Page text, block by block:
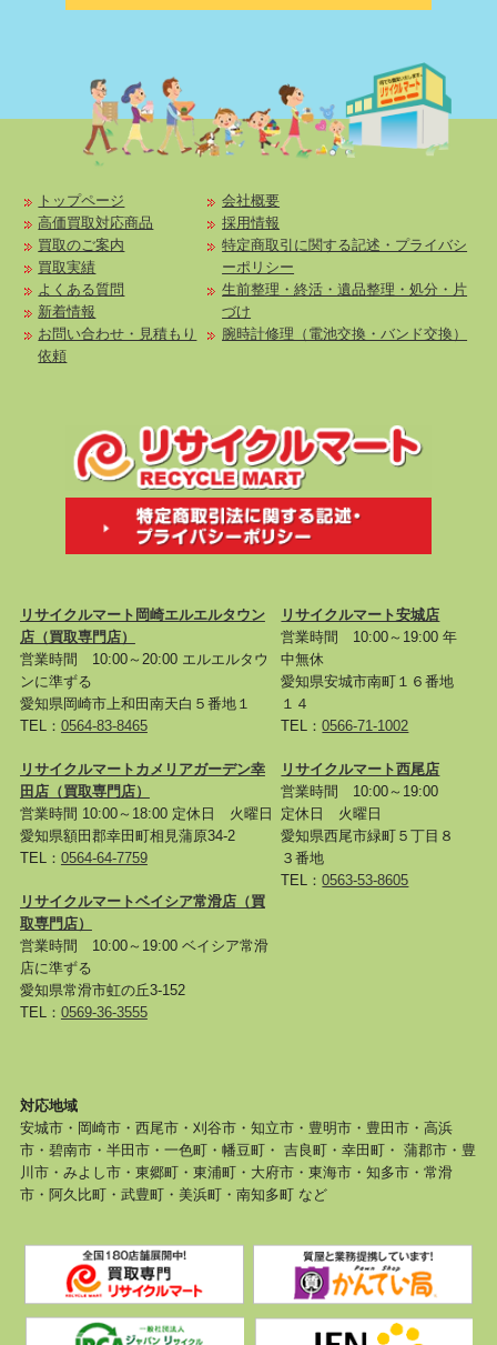
トップページ
高価買取対応商品
買取のご案内
買取実績
よくある質問
新着情報
お問い合わせ・見積もり
依頼
会社概要
採用情報
特定商取引に関する記述・プライバシ
ーポリシー
生前整理・終活・遺品整理・処分・片
づけ
腕時計修理（電池交換・バンド交換）
リサイクルマート岡崎エルエルタウン
店（買取専門店）
営業時間 10:00～20:00 エルエルタウ
ンに準ずる
愛知県岡崎市上和田南天白５番地１
TEL： 0564-83-8465
リサイクルマートカメリアガーデン幸
田店（買取専門店）
営業時間 10:00～18:00 定休日 火曜日
愛知県額田郡幸田町相見蒲原34-2
TEL： 0564-64-7759
リサイクルマートベイシア常滑店（買
取専門店）
営業時間 10:00～19:00 ベイシア常滑
店に準ずる
愛知県常滑市虹の丘3-152
TEL： 0569-36-3555
リサイクルマート安城店
営業時間 10:00～19:00 年
中無休
愛知県安城市南町１６番地
１４
TEL：0566-71-1002
リサイクルマート西尾店
営業時間 10:00～19:00
定休日 火曜日
愛知県西尾市緑町５丁目８
３番地
TEL：0563-53-8605
対応地域
安城市・岡崎市・西尾市・刈谷市・知立市・豊明市・豊田市・高浜
市・碧南市・半田市・一色町・幡豆町・ 吉良町・幸田町・ 蒲郡市・豊
川市・みよし市・東郷町・東浦町・大府市・東海市・知多市・常滑
市・阿久比町・武豊町・美浜町・南知多町 など